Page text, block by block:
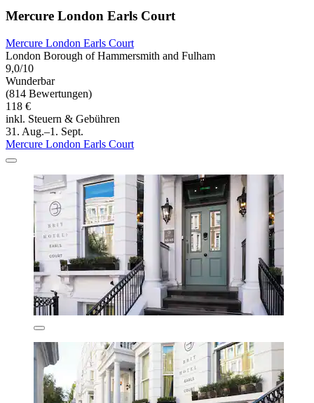
Mercure London Earls Court
Mercure London Earls Court
London Borough of Hammersmith and Fulham
9,0/10
Wunderbar
(814 Bewertungen)
118 €
inkl. Steuern & Gebühren
31. Aug.–1. Sept.
Mercure London Earls Court